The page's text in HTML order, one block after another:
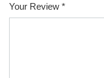
Your Review *